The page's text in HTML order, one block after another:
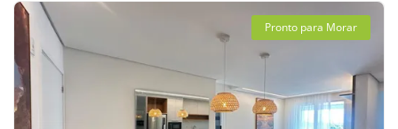
Pronto para Morar